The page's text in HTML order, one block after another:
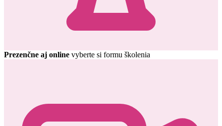
Prezenčne aj online vyberte si formu školenia